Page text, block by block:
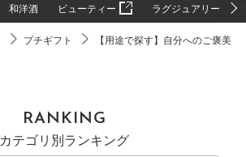
和洋酒 ビューティー ラグジュアリー
プチギフト 【用途で探す】自分へのご褒美
RANKING
カテゴリ別ランキング